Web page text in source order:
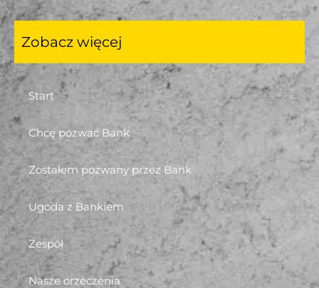
Zobacz więcej
Start
Chcę pozwać Bank
Zostałem pozwany przez Bank
Ugoda z Bankiem
Zespół
Nasze orzeczenia